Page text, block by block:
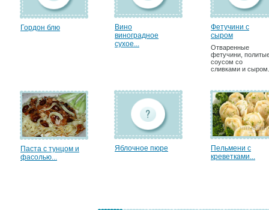
Гордон блю
Вино
виноградное
сухое...
Фетучини с
сыром
Отваренные
фетучини,
соусом со
сливками и сыром.
Паста с тунцом и
фасолью...
Яблочное пюре
Пельмени с
креветками...